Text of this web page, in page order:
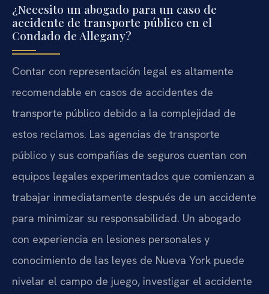
¿Necesito un abogado para un caso de
accidente de transporte público en el
Condado de Allegany?
Contar con representación legal es altamente
recomendable en casos de accidentes de
transporte público debido a la complejidad de
estos reclamos. Las agencias de transporte
público y sus compañías de seguros cuentan con
equipos legales experimentados que comienzan a
trabajar inmediatamente después de un accidente
para minimizar su responsabilidad. Un abogado
con experiencia en lesiones personales y
conocimiento de las leyes de Nueva York puede
nivelar el campo de juego, investigar el accidente